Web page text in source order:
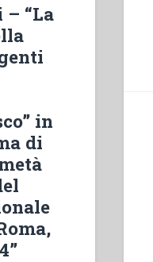
“La
in
di